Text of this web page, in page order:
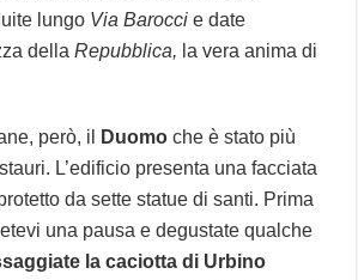
lungo Via Barocci e date
dellaRepubblica, la vera anima di
però, il Duomo che è stato più
L’edificio presenta una facciata
da sette statue di santi. Prima
una pausa e degustate qualche
la caciotta di Urbino